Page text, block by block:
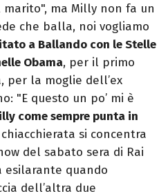
marito", ma Milly non fa un
che balla, noi vogliamo
a Ballando con le Stelle
Obama, per il primo
per la moglie dell’ex
"E questo un po’ mi è
come sempre punta in
si concentra
del sabato sera di Rai
esilarante quando
dell’altra due